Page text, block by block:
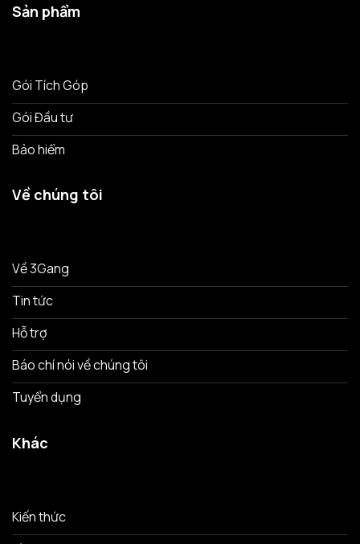
Sản phẩm
Gói Tích Góp
Gói Đầu tư
Bảo hiểm
Về chúng tôi
Về 3Gang
Tin tức
Hỗ trợ
Báo chí nói về chúng tôi
Tuyển dụng
Khác
Kiến thức